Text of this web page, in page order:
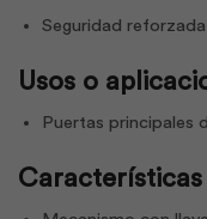
Seguridad
Usos o
Puertas principales